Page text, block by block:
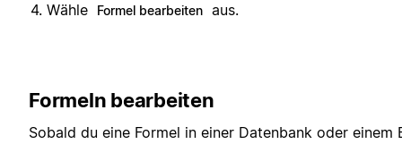
Wähle
Formel bearbeiten aus.
Formeln bearbeiten
Sobald du eine Formel in einer Datenbank oder einem